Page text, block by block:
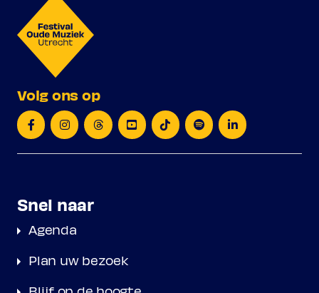
Volg ons op
Snel naar
Agenda
Plan uw bezoek